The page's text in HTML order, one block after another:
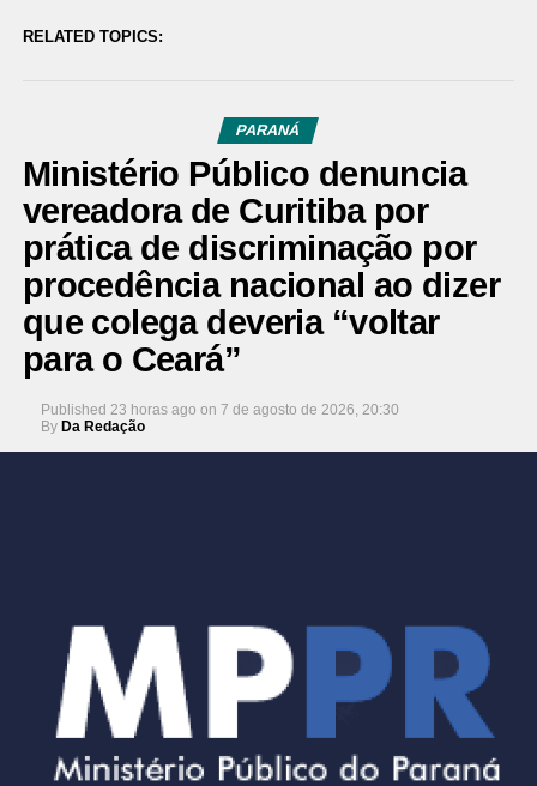
RELATED TOPICS:
PARANÁ
Ministério Público denuncia
vereadora de Curitiba por
prática de discriminação por
procedência nacional ao dizer
que colega deveria “voltar
para o Ceará”
Published 23 horas ago on 7 de agosto de 2026, 20:30
By Da Redação